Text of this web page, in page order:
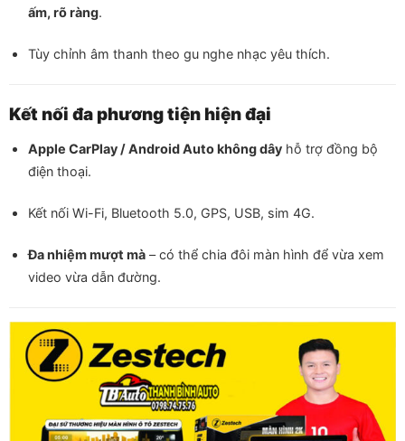
ấm, rõ ràng.
Tùy chỉnh âm thanh theo gu nghe nhạc yêu thích.
Kết nối đa phương tiện hiện đại
Apple CarPlay / Android Auto không dâyhỗ trợ đồng bộ
điện thoại.
Kết nối Wi-Fi, Bluetooth 5.0, GPS, USB, sim 4G.
Đa nhiệm mượt mà– có thể chia đôi màn hình để vừa xem
video vừa dẫn đường.